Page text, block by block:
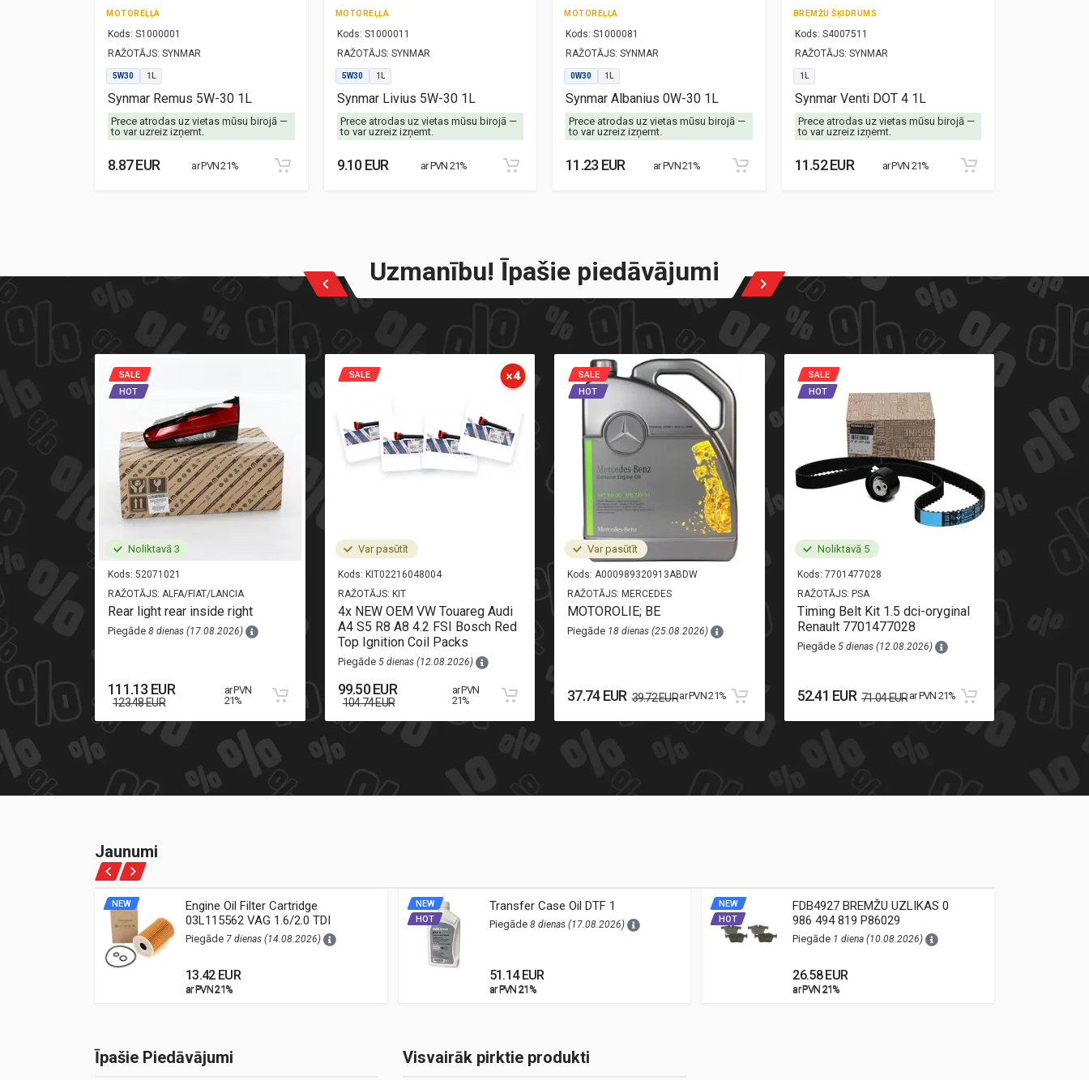
MOTOREĻĻA
Kods: S1000001
RAŽOTĀJS: SYNMAR
5W30 1L
Synmar Remus 5W-30 1L
Prece atrodas uz vietas mūsu birojā —
to var uzreiz izņemt.
8.87 EUR ar PVN 21%
MOTOREĻĻA
Kods: S1000011
RAŽOTĀJS: SYNMAR
5W30 1L
Synmar Livius 5W-30 1L
Prece atrodas uz vietas mūsu birojā —
to var uzreiz izņemt.
9.10 EUR ar PVN 21%
MOTOREĻĻA
Kods: S1000081
RAŽOTĀJS: SYNMAR
0W30 1L
Synmar Albanius 0W-30 1L
Prece atrodas uz vietas mūsu birojā —
to var uzreiz izņemt.
11.23 EUR ar PVN 21%
BREMŽU ŠĶIDRUMS
Kods: S4007511
RAŽOTĀJS: SYNMAR
1L
Synmar Venti DOT 4 1L
Prece atrodas uz vietas mūsu birojā —
to var uzreiz izņemt.
11.52 EUR ar PVN 21%
Uzmanību! Īpašie piedāvājumi
21%
Noliktavā 3
Kods: 52071021
RAŽOTĀJS: ALFA/FIAT/LANCIA
SALE
HOT
Rear light rear inside right
Piegāde 8 dienas (17.08.2026)
111.13 EUR
123.48 EUR
ar PVN
21%
Var pasūtīt
Kods: KIT02216048004
RAŽOTĀJS: KIT
SALE
4x NEW OEM VW Touareg Audi
A4 S5 R8 A8 4.2 FSI Bosch Red
Top Ignition Coil Packs
Piegāde 5 dienas (12.08.2026)
99.50 EUR
104.74 EUR
ar PVN
21%
Var pasūtīt
Kods: A000989320913ABDW
RAŽOTĀJS: MERCEDES
SALE
HOT
MOTOROLIE; BE
Piegāde 18 dienas (25.08.2026)
37.74 EUR 39.72 EURar PVN 21%
Noliktavā 5
Kods: 7701477028
RAŽOTĀJS: PSA
SALE
HOT
Timing Belt Kit 1.5 dci-oryginal
Renault 7701477028
Piegāde 5 dienas (12.08.2026)
52.41 EUR 71.04 EURar PVN 21%
Rear
Jaunumi
NEW
Engine Oil Filter Cartridge
03L115562 VAG 1.6/2.0 TDI
(Audi, VW, Škoda, Seat)
Piegāde 7 dienas (14.08.2026)
13.42 EUR
ar PVN 21%
ar PVN 21%
NEW
HOT
Transfer Case Oil DTF 1
Piegāde 8 dienas (17.08.2026)
51.14 EUR
ar PVN 21%
ar PVN 21%
NEW
HOT
FDB4927 BREMŽU UZLIKAS 0
986 494 819 P86029
Piegāde 1 diena (10.08.2026)
26.58 EUR
ar PVN 21%
ar PVN 21%
Īpašie Piedāvājumi Visvairāk pirktie produkti